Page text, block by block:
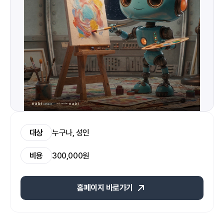
대상 누구나, 성인
비용 300,000원
홈페이지 바로가기